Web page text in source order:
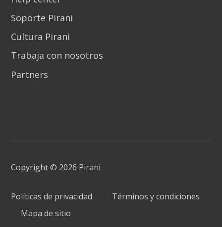
Soporte Pirani
Cultura Pirani
Trabaja con nosotros
Partners
Copyright © 2026 Pirani
Políticas de privacidad
Términos y condiciones
Mapa de sitio